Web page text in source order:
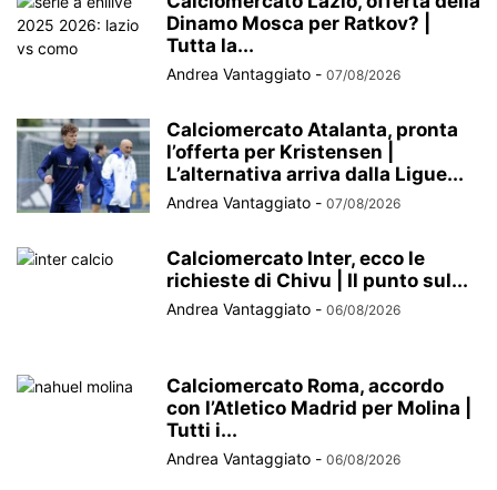
Dinamo Mosca per Ratkov? |
Tutta la...
Andrea Vantaggiato - 07/08/2026
Calciomercato Atalanta, pronta
l’offerta per Kristensen |
L’alternativa arriva dalla Ligue...
Andrea Vantaggiato - 07/08/2026
Calciomercato Inter, ecco le
richieste di Chivu | Il punto sul...
Andrea Vantaggiato - 06/08/2026
Calciomercato Roma, accordo
con l’Atletico Madrid per Molina |
Tutti i...
Andrea Vantaggiato - 06/08/2026